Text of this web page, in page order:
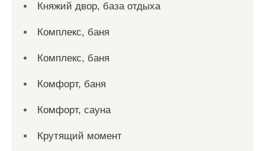
Княжий двор, база отдыха
Комплекс, баня
Комплекс, баня
Комфорт, баня
Комфорт, сауна
Крутящий момент